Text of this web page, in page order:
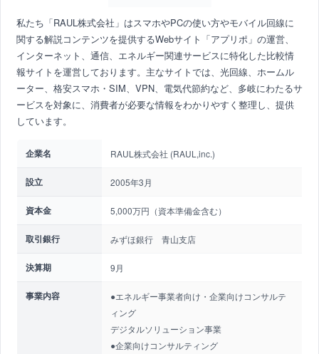
私たち「RAUL株式会社」はスマホやPCの使い方やモバイル回線に
関する解説コンテンツを提供するWebサイト「アプリポ」の運営、
インターネット、通信、エネルギー関連サービスに特化した比較情
報サイトを運営しております。主なサイトでは、光回線、ホームル
ーター、格安スマホ・SIM、VPN、電気代節約など、多岐にわたるサ
ービスを対象に、消費者が必要な情報をわかりやすく整理し、提供
しています。
企業名 RAUL株式会社 (RAUL,inc.)
設立 2005年3月
資本金 5,000万円（資本準備金含む）
取引銀行 みずほ銀行 青山支店
決算期 9月
事業内容
●エネルギー事業者向け・企業向けコンサルテ
ィング
デジタルソリューション事業
●企業向けコンサルティング